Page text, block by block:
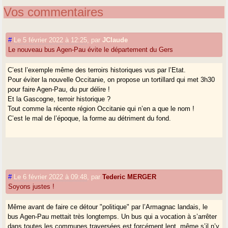
Vos commentaires
# Le 5 février 2022 à 12:25 parJClaude
Le nouveau bus Agen-Pau évite le département du Gers
C’est l’exemple même des terroirs historiques vus par l’Etat.
Pour éviter la nouvelle Occitanie, on propose un tortillard qui met 3h30
pour faire Agen-Pau, du pur délire !
Et la Gascogne, terroir historique ?
Tout comme la récente région Occitanie qui n’en a que le nom !
C’est le mal de l’époque, la forme au détriment du fond.
# Le 6 février 2022 à 09:48 parTederic MERGER
Soyons justes !
Même avant de faire ce détour "politique" par l’Armagnac landais, le
bus Agen-Pau mettait très longtemps. Un bus qui a vocation à s’arrêter
dans toutes les communes traversées est forcément lent, même s’il n’y